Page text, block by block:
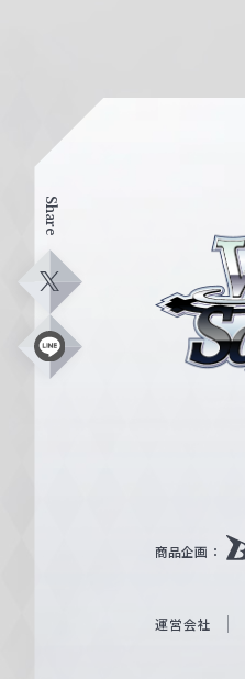
Share
X
L
ス
W
i
商品企画：
運営会社